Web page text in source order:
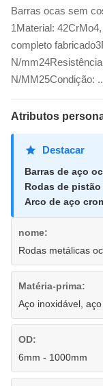
Barras ocas sem
1Material:
completo
N/
N/MM25Condição:
Atributos
Destacar
Barras de aço
Rodas de
Arco de aço
nome:
Rodas metálicas
Matéria-prima:
Aço inoxidável,
OD:
6mm - 1000mm